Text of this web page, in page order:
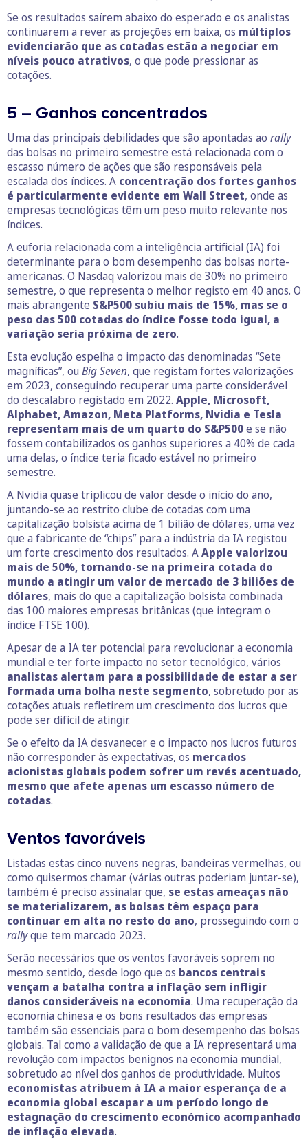
Se os resultados saírem abaixo do esperado e os analistas
continuarem a rever as projeções em baixa, os múltiplos
evidenciarão que as cotadas estão a negociar em
níveis pouco atrativos, o que pode pressionar as
cotações.
5 – Ganhos concentrados
Uma das principais debilidades que são apontadas ao rally
das bolsas no primeiro semestre está relacionada com o
escasso número de ações que são responsáveis pela
escalada dos índices. A concentração dos fortes ganhos
é particularmente evidente em Wall Street, onde as
empresas tecnológicas têm um peso muito relevante nos
índices.
A euforia relacionada com a inteligência artificial (IA) foi
determinante para o bom desempenho das bolsas norte-
americanas. O Nasdaq valorizou mais de 30% no primeiro
semestre, o que representa o melhor registo em 40 anos. O
mais abrangente S&P500 subiu mais de 15%, mas se o
peso das 500 cotadas do índice fosse todo igual, a
variação seria próxima de zero.
Esta evolução espelha o impacto das denominadas “Sete
magníficas”, ou Big Seven, que registam fortes valorizações
em 2023, conseguindo recuperar uma parte considerável
do descalabro registado em 2022. Apple, Microsoft,
Alphabet, Amazon, Meta Platforms, Nvidia e Tesla
representam mais de um quarto do S&P500e se não
fossem contabilizados os ganhos superiores a 40% de cada
uma delas, o índice teria ficado estável no primeiro
semestre.
A Nvidia quase triplicou de valor desde o início do ano,
juntando-se ao restrito clube de cotadas com uma
capitalização bolsista acima de 1 bilião de dólares, uma vez
que a fabricante de “chips” para a indústria da IA registou
um forte crescimento dos resultados. AApple valorizou
mais de 50%, tornando-se na primeira cotada do
mundo a atingir um valor de mercado de 3 biliões de
dólares, mais do que a capitalização bolsista combinada
das 100 maiores empresas britânicas (que integram o
índice FTSE 100).
Apesar de a IA ter potencial para revolucionar a economia
mundial e ter forte impacto no setor tecnológico, vários
analistas alertam para a possibilidade de estar a ser
formada uma bolha neste segmento, sobretudo por as
cotações atuais refletirem um crescimento dos lucros que
pode ser difícil de atingir.
Se o efeito da IA desvanecer e o impacto nos lucros futuros
não corresponder às expectativas, os mercados
acionistas globais podem sofrer um revés acentuado,
mesmo que afete apenas um escasso número de
cotadas.
Ventos favoráveis
Listadas estas cinco nuvens negras, bandeiras vermelhas, ou
como quisermos chamar (várias outras poderiam juntar-se),
também é preciso assinalar que, se estas ameaças não
se materializarem, as bolsas têm espaço para
continuar em alta no resto do ano, prosseguindo com o
rallyque tem marcado 2023.
Serão necessários que os ventos favoráveis soprem no
mesmo sentido, desde logo que os bancos centrais
vençam a batalha contra a inflação sem infligir
danos consideráveis na economia. Uma recuperação da
economia chinesa e os bons resultados das empresas
também são essenciais para o bom desempenho das bolsas
globais. Tal como a validação de que a IA representará uma
revolução com impactos benignos na economia mundial,
sobretudo ao nível dos ganhos de produtividade. Muitos
economistas atribuem à IA a maior esperança de a
economia global escapar a um período longo de
estagnação do crescimento económico acompanhado
de inflação elevada.